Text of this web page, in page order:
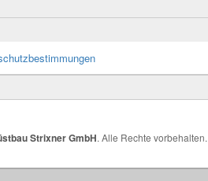
Strixner GmbH. Alle Rechte vorbehalten.